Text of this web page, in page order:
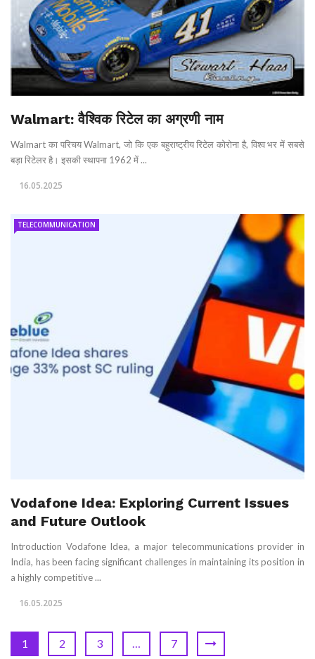
Walmart: वैश्विक रिटेल का अग्रणी नाम
Walmart का परिचय Walmart, जो कि एक बहुराष्ट्रीय रिटेल कोरोना है, विश्व भर में सबसे
बड़ा रिटेलर है। इसकी स्थापना 1962 में ...
16.05.2025
TELECOMMUNICATION
Vodafone Idea: Exploring Current Issues
and Future Outlook
Introduction Vodafone Idea, a major telecommunications provider in
India, has been facing significant challenges in maintaining its position in
a highly competitive ...
16.05.2025
1 2 3 … 7